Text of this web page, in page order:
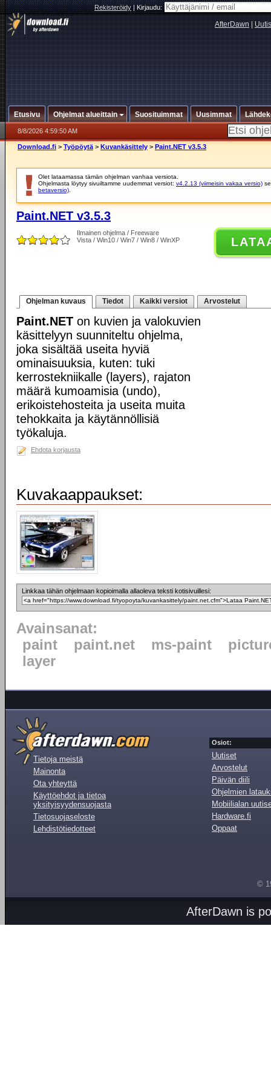
Rekisteröidy|Kirjaudu:
AfterDawn
Etusivu Ohjelmat alueittain Suosituimmat Uusimmat
8/8/2026 4:59:50 AM
Download.fi > Työpöytä > Kuvankäsittely > Paint.NET v3.5.3
Olet lataamassa tämän ohjelman vanhaa versiota.
Ohjelmasta löytyy sivuiltamme uudemmat versiot: v4.2.13 (viimeisin vakaa versio)
betaversio)
Paint.NET v3.5.3
Ilmainen ohjelma / Freeware
Vista / Win10 / Win7 / Win8 / WinXP
Ohjelman kuvaus Tiedot Kaikki versiot Arvostelut
Paint.NET on kuvien ja valokuvien
käsittelyyn suunniteltu ohjelma,
joka sisältää useita hyviä
ominaisuuksia, kuten: tuki
kerrostekniikalle (layers), rajaton
määrä kumoamisia (undo),
erikoistehosteita ja useita muita
tehokkaita ja käytännöllisiä
työkaluja.
Ehdota korjausta
Kuvakaappaukset:
Linkkaa tähän ohjelmaan kopioimalla allaoleva teksti kotisivuillesi:
Avainsanat:
paint
paint.net ms-paint
layer
Tietoja meistä
Mainonta
Ota yhteyttä
Käyttöehdot ja tietoa
yksityisyydensuojasta
Tietosuojaseloste
Lehdistötiedotteet
Osiot:
Uutiset
Arvostelut
Päivän diili
Ohjelmien
Mobiilialan
Hardware.fi
Oppaat
©
AfterDawn is